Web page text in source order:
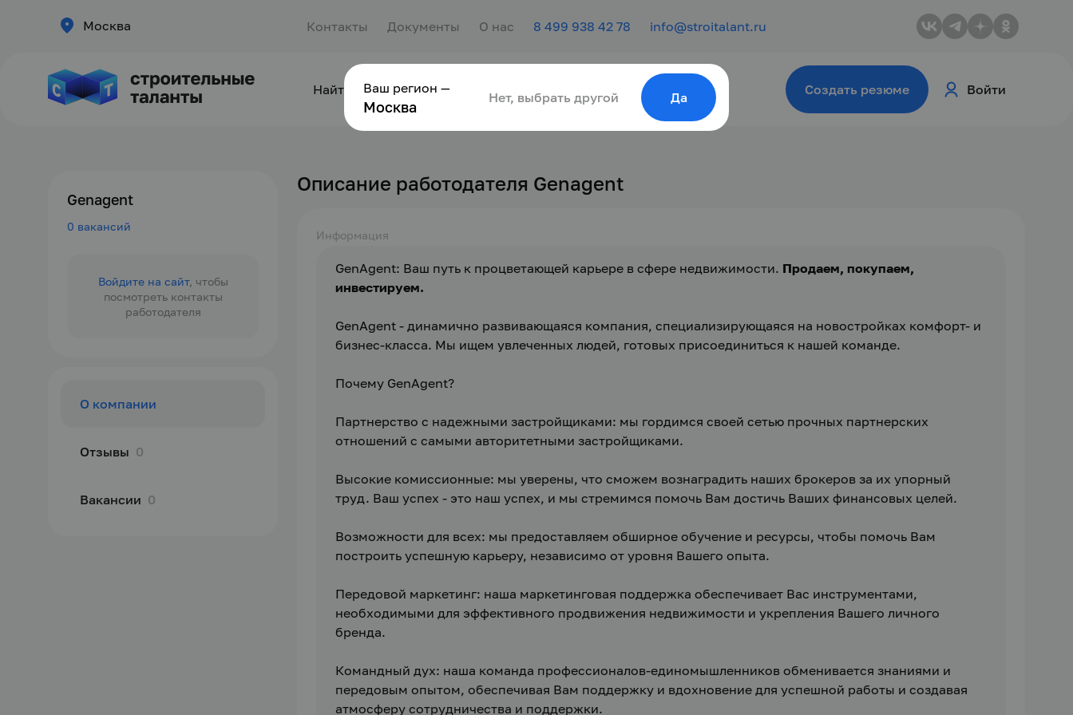
Москва Контакты Документы О нас 8 499 938 42 78 info@stroitalant.ru
Найти сотрудника Найти работу Для молодёжи Создать резюме Войти
Genagent
0 вакансий
Войдите на сайт, чтобы
посмотреть контакты
работодателя
О компании
Отзывы 0
Вакансии 0
Описание работодателя Genagent
Информация
GenAgent: Ваш путь к процветающей карьере в сфере недвижимости. Продаем, покупаем,
инвестируем.
GenAgent - динамично развивающаяся компания, специализирующаяся на новостройках комфорт- и
бизнес-класса. Мы ищем увлеченных людей, готовых присоединиться к нашей команде.
Почему GenAgent?
Партнерство с надежными застройщиками: мы гордимся своей сетью прочных партнерских
отношений с самыми авторитетными застройщиками.
Высокие комиссионные: мы уверены, что сможем вознаградить наших брокеров за их упорный
труд. Ваш успех - это наш успех, и мы стремимся помочь Вам достичь Ваших финансовых целей.
Возможности для всех: мы предоставляем обширное обучение и ресурсы, чтобы помочь Вам
построить успешную карьеру, независимо от уровня Вашего опыта.
Передовой маркетинг: наша маркетинговая поддержка обеспечивает Вас инструментами,
необходимыми для эффективного продвижения недвижимости и укрепления Вашего личного
бренда.
Командный дух: наша команда профессионалов-единомышленников обменивается знаниями и
передовым опытом, обеспечивая Вам поддержку и вдохновение для успешной работы и создавая
атмосферу сотрудничества и поддержки.
Ваш регион —
Москва
Нет, выбрать другой Да